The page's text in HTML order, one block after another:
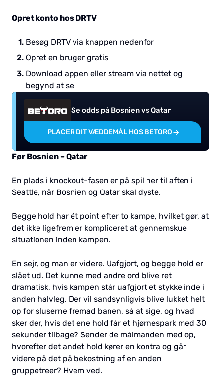
Opret konto hos DRTV
Besøg DRTV via knappen nedenfor
Opret en bruger gratis
Download appen eller stream via nettet og
begynd at se
Se odds på Bosnien vs Qatar
PLACER DIT VÆDDEMÅL HOS BETORO
Før Bosnien – Qatar
En plads i knockout-fasen er på spil her til aften i
Seattle, når Bosnien og Qatar skal dyste.
Begge hold har ét point efter to kampe, hvilket gør, at
det ikke ligefrem er kompliceret at gennemskue
situationen inden kampen.
En sejr, og man er videre. Uafgjort, og begge hold er
slået ud. Det kunne med andre ord blive ret
dramatisk, hvis kampen står uafgjort et stykke inde i
anden halvleg. Der vil sandsynligvis blive lukket helt
op for sluserne fremad banen, så at sige, og hvad
sker der, hvis det ene hold får et hjørnespark med 30
sekunder tilbage? Sender de målmanden med op,
hvorefter det andet hold kører en kontra og går
videre på det på bekostning af en anden
gruppetreer? Hvem ved.